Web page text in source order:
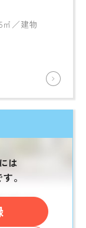
／建物
は
。